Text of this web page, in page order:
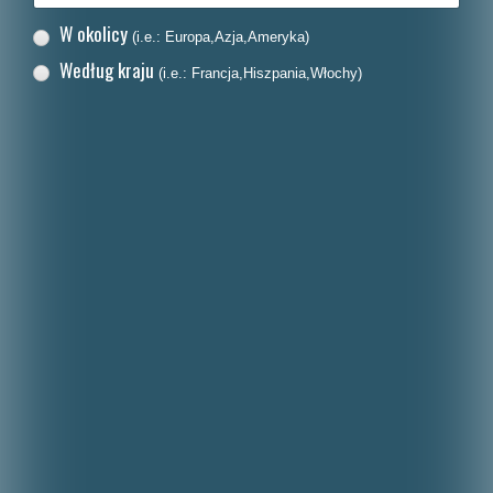
Dansk
W okolicy (i.e.: Europa,Azja,Ameryka)
Według kraju (i.e.: Francja,Hiszpania,Włochy)